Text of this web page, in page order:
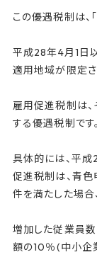
この優遇税制は、
平成28年4月1日
適用地域が限定さ
雇用促進税制は、
する優遇税制です。
具体的には、平
促進税制は、青
件を満たした場合
増加した従業員
額の10％(中小企